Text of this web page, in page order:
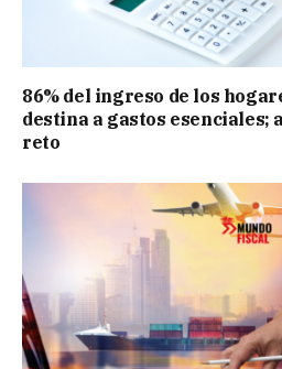
86% del ingreso de los
destina a gastos esenciales;
reto